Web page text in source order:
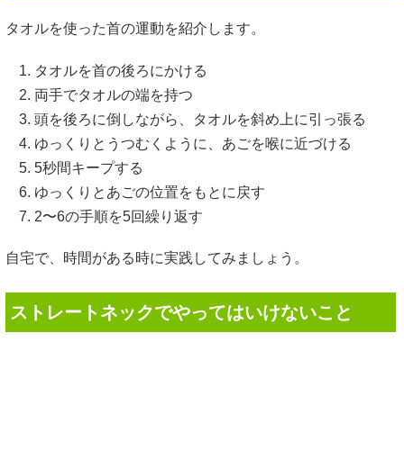
タオルを使った首の運動を紹介します。
タオルを首の後ろにかける
両手でタオルの端を持つ
頭を後ろに倒しながら、タオルを斜め上に引っ張る
ゆっくりとうつむくように、あごを喉に近づける
5秒間キープする
ゆっくりとあごの位置をもとに戻す
2〜6の手順を5回繰り返す
自宅で、時間がある時に実践してみましょう。
ストレートネックでやってはいけないこと